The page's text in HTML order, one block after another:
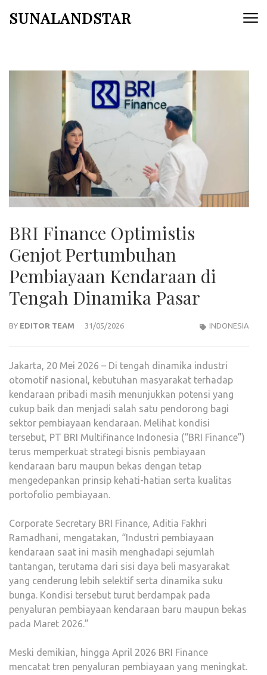
SUNALANDSTAR
BRI Finance Optimistis
Genjot Pertumbuhan
Pembiayaan Kendaraan di
Tengah Dinamika Pasar
BY EDITOR TEAM 31/05/2026 INDONESIA
Jakarta, 20 Mei 2026 – Di tengah dinamika industri
otomotif nasional, kebutuhan masyarakat terhadap
kendaraan pribadi masih menunjukkan potensi yang
cukup baik dan menjadi salah satu pendorong bagi
sektor pembiayaan kendaraan. Melihat kondisi
tersebut, PT BRI Multifinance Indonesia (“BRI Finance”)
terus memperkuat strategi bisnis pembiayaan
kendaraan baru maupun bekas dengan tetap
mengedepankan prinsip kehati-hatian serta kualitas
portofolio pembiayaan.
Corporate Secretary BRI Finance, Aditia Fakhri
Ramadhani, mengatakan, “Industri pembiayaan
kendaraan saat ini masih menghadapi sejumlah
tantangan, terutama dari sisi daya beli masyarakat
yang cenderung lebih selektif serta dinamika suku
bunga. Kondisi tersebut turut berdampak pada
penyaluran pembiayaan kendaraan baru maupun bekas
pada Maret 2026.”
Meski demikian, hingga April 2026 BRI Finance
mencatat tren penyaluran pembiayaan yang meningkat.